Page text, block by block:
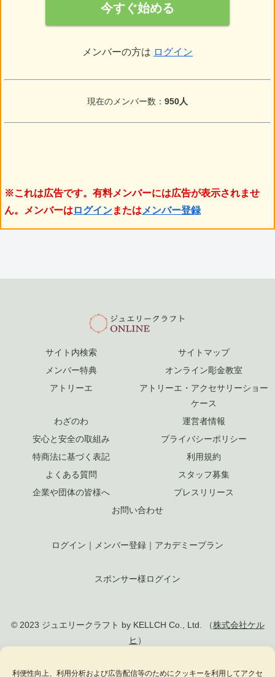
利便性向上、利用分析および広告配信等のためにクッキーを利用してアクセ
今すぐ始める
メンバーの方は ログイン
現在のメンバー数： 950人
※これは広告です。有料メンバーには広告が表示されませ
ん。メンバーは ログインまたは メンバー登録
サイト内検索
サイトマップ
メンバー特典
オンライン彫金教室
アトリーエ
アトリーエ・アクセサリーショー
ケース
わざのわ
運営者情報
安心と安全の取組み
プライバシーポリシー
特商法に基づく表記
利用規約
よくある質問
スタッフ募集
企業や団体の皆様へ
プレスリリース
お問い合わせ
ログイン ｜ メンバー登録 ｜ アカデミープラン
スポンサー様ログイン
© 2023 ジュエリークラフト by KELLCH Co., Ltd. （株式会社ケル
ヒ ）
私達は、地方創生SDGs官民連携プラットフォームに加盟しています